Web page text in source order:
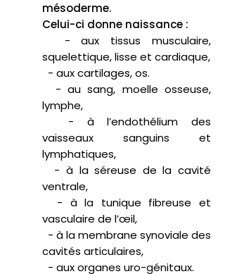
mésoderme.
Celui-ci donne naissance :
- aux tissus musculaire,
squelettique, lisse et cardiaque,
- aux cartilages, os.
- au sang, moelle osseuse,
lymphe,
- à l’endothélium des
vaisseaux sanguins et
lymphatiques,
- à la séreuse de la cavité
ventrale,
- à la tunique fibreuse et
vasculaire de l’œil,
- à la membrane synoviale des
cavités articulaires,
- aux organes uro-génitaux.